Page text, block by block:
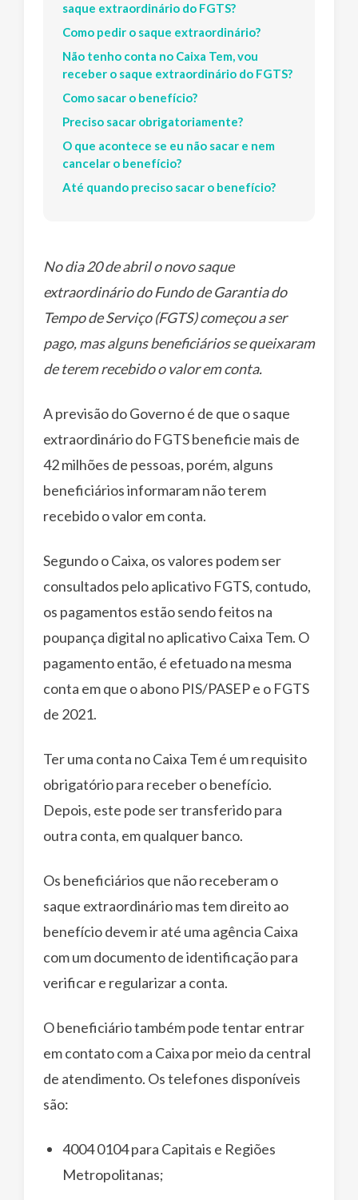
saque extraordinário do FGTS?
Como pedir o saque extraordinário?
Não tenho conta no Caixa Tem, vou
receber o saque extraordinário do FGTS?
Como sacar o benefício?
Preciso sacar obrigatoriamente?
O que acontece se eu não sacar e nem
cancelar o benefício?
Até quando preciso sacar o benefício?
No dia 20 de abril o novo saque
extraordinário do Fundo de Garantia do
Tempo de Serviço (FGTS) começou a ser
pago, mas alguns beneficiários se queixaram
de terem recebido o valor em conta.
A previsão do Governo é de que o saque
extraordinário do FGTS beneficie mais de
42 milhões de pessoas, porém, alguns
beneficiários informaram não terem
recebido o valor em conta.
Segundo o Caixa, os valores podem ser
consultados pelo aplicativo FGTS, contudo,
os pagamentos estão sendo feitos na
poupança digital no aplicativo Caixa Tem. O
pagamento então, é efetuado na mesma
conta em que o abono PIS/PASEP e o FGTS
de 2021.
Ter uma conta no Caixa Tem é um requisito
obrigatório para receber o benefício.
Depois, este pode ser transferido para
outra conta, em qualquer banco.
Os beneficiários que não receberam o
saque extraordinário mas tem direito ao
benefício devem ir até uma agência Caixa
com um documento de identificação para
verificar e regularizar a conta.
O beneficiário também pode tentar entrar
em contato com a Caixa por meio da central
de atendimento. Os telefones disponíveis
são:
4004 0104 para Capitais e Regiões
Metropolitanas;